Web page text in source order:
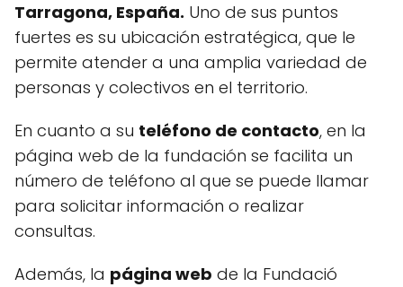
Tarragona, España. Uno de sus puntos
fuertes es su ubicación estratégica, que le
permite atender a una amplia variedad de
personas y colectivos en el territorio.
En cuanto a su teléfono de contacto, en la
página web de la fundación se facilita un
número de teléfono al que se puede llamar
para solicitar información o realizar
consultas.
Además, la página web de la Fundació